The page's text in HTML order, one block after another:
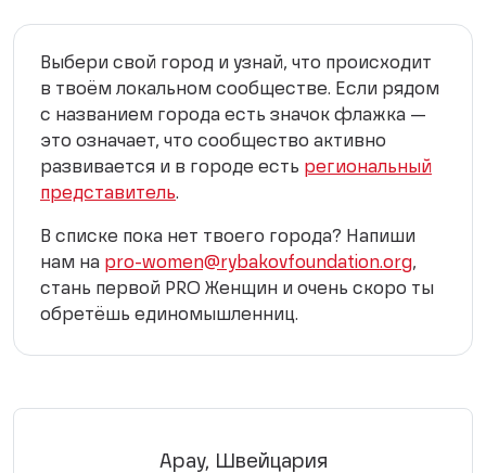
Выбери свой город и узнай, что происходит
в твоём локальном сообществе. Если рядом
с названием города есть значок флажка —
это означает, что сообщество активно
развивается и в городе есть региональный
представитель.
В списке пока нет твоего города? Напиши
нам на pro-women@rybakovfoundation.org,
стань первой PRO Женщин и очень скоро ты
обретёшь единомышленниц.
Арау, Швейцария